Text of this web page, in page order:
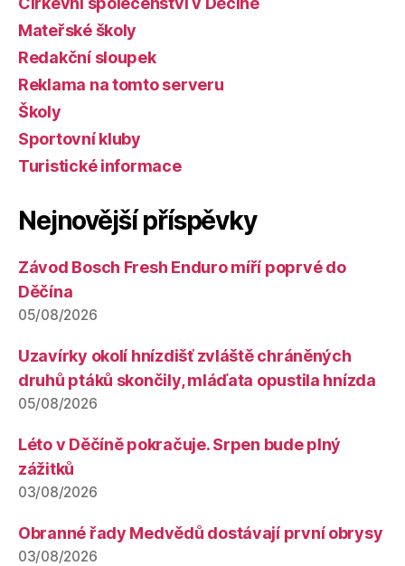
Mateřské školy
Redakční sloupek
Reklama na tomto serveru
Školy
Sportovní kluby
Turistické informace
Nejnovější příspěvky
Závod Bosch Fresh Enduro míří poprvé do
Děčína
05/08/2026
Uzavírky okolí hnízdišť zvláště chráněných
druhů ptáků skončily, mláďata opustila hnízda
05/08/2026
Léto v Děčíně pokračuje. Srpen bude plný
zážitků
03/08/2026
Obranné řady Medvědů dostávají první obrysy
03/08/2026